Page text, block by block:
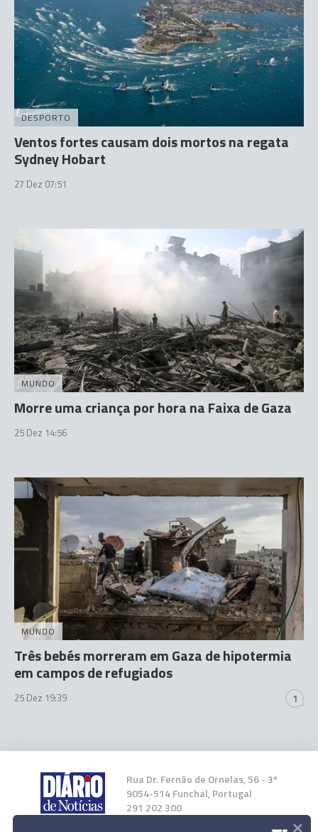
DESPORTO
Ventos fortes causam dois mortos na regata
Sydney Hobart
27 Dez 07:51
MUNDO
Morre uma criança por hora na Faixa de Gaza
25 Dez 14:56
MUNDO
Três bebés morreram em Gaza de hipotermia
em campos de refugiados
25 Dez 19:39 1
Rua Dr. Fernão de Ornelas, 56 - 3º
9054-514 Funchal, Portugal
291 202 300